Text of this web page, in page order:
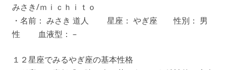
みさき/​ｍｉｃｈｉｔｏ
・名前： みさき 道人 星座： やぎ座 性別： 男
性 血液型： –
１２星座でみるやぎ座の基本性格